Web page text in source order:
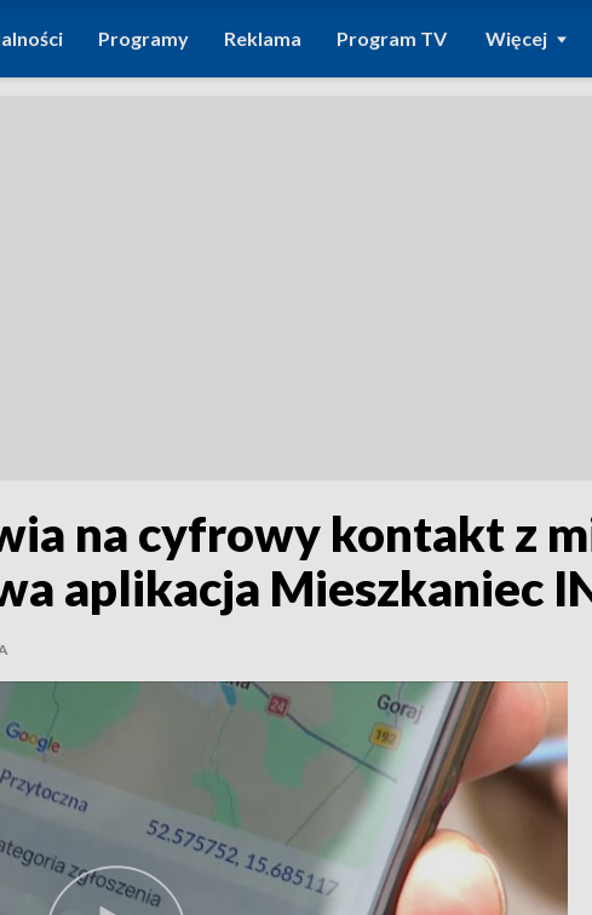
Programy Reklama Program TV Więcej
na cyfrowy kontakt z
aplikacja Mieszkaniec